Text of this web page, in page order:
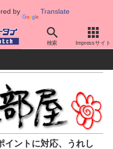
by Translate
検索 Impressサイト
イントに対応、うれし